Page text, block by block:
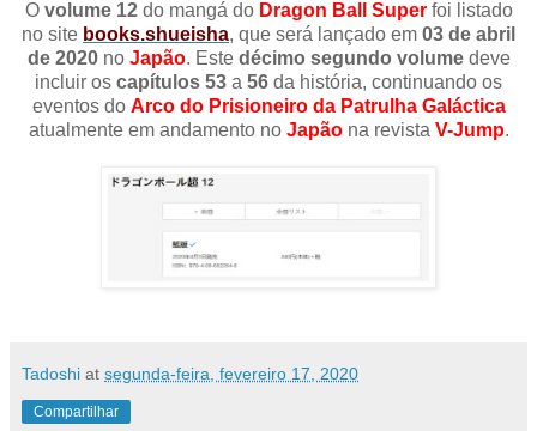
O volume 12do mangá do Dragon Ball Superfoi listado
no site books.shueisha, que será lançado em 03 de abril
de 2020no Japão. Este décimo segundo volumedeve
incluir os capítulos 53 a 56 da história, continuando os
eventos do Arco do Prisioneiro da Patrulha Galáctica
atualmente em andamento no Japãona revista V-Jump.
Tadoshi at segunda-feira, fevereiro 17, 2020
Compartilhar